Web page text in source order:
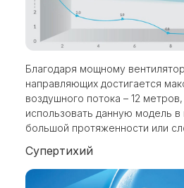
Благодаря мощному
направляющих достигается
воздушного потока – 12
использовать данную модель
большой протяженности или
Супертихий